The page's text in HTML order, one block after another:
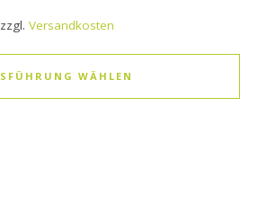
zzgl. Versandkosten
WÄHLEN